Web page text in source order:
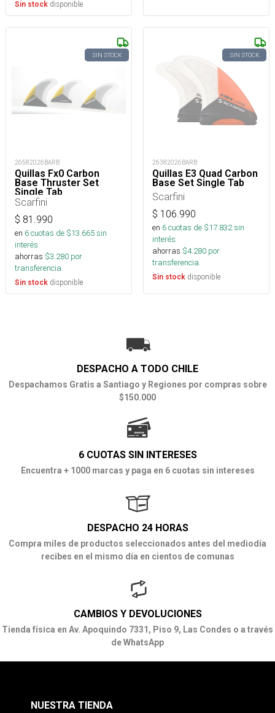
Sin stock disponible
SIN STOCK
26582026BARB
Quillas Fx0 Carbon
Base Thruster Set
Single Tab
Scarfini
$ 81.990
en 6cuotas de $13.665sin
interés
ahorras $3.280 por
transferencia.
Sin stock disponible
SIN STOCK
26382026BARB
Quillas E3 Quad Carbon
Base Set Single Tab
Scarfini
$ 106.990
en 6cuotas de $17.832sin
interés
ahorras $4.280 por
transferencia.
Sin stock disponible
DESPACHO A TODO CHILE
Despachamos Gratis a Santiago y Regiones por compras sobre
$150.000
6 CUOTAS SIN INTERESES
Encuentra + 1000 marcas y paga en 6 cuotas sin intereses
DESPACHO 24 HORAS
Compra miles de productos seleccionados antes del mediodía
recibes en el mismo día en cientos de comunas
CAMBIOS Y DEVOLUCIONES
Tienda física en Av. Apoquindo 7331, Piso 9, Las Condes o a través
de WhatsApp
NUESTRA TIENDA